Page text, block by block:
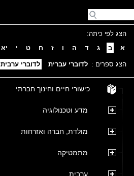
הצג לפי כיתה:
א
ב ג ד ה ו ז ח ט י יא
הצג ספרים : לדוברי עברית לדוברי ערבית
כישורי חיים וחינוך חברתי
מדע וטכנולוגיה
מולדת, חברה ואזרחות
מתמטיקה
ערבית